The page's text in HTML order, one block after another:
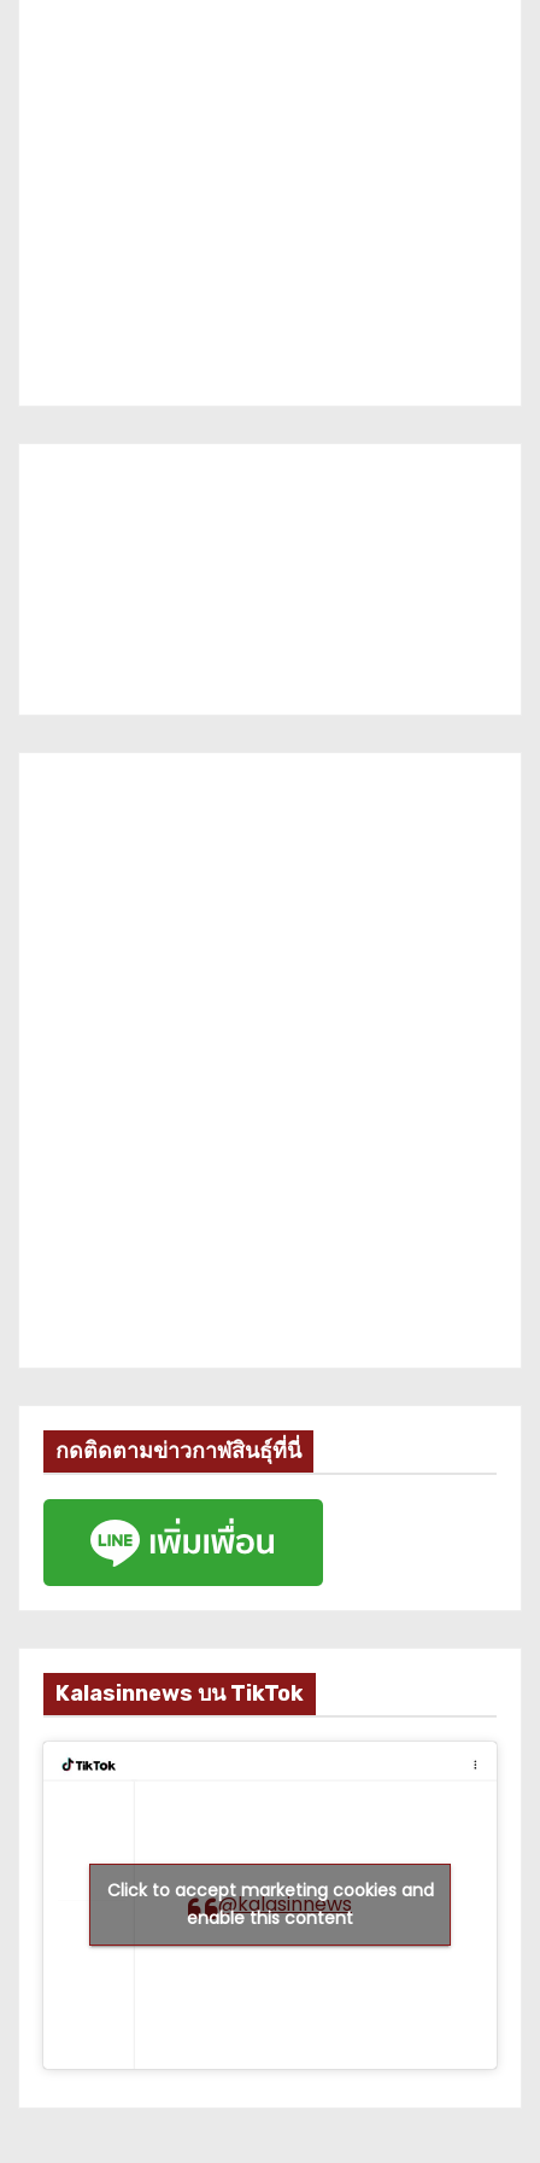
กดติดตามข่าวกาฬสินธุ์ที่นี่
Kalasinnews บน TikTok
@kalasinnews
Click to accept marketing cookies and
enable this content